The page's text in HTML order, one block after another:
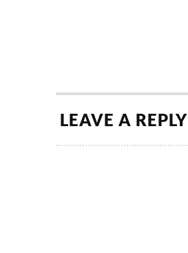
LEAVE A REPLY